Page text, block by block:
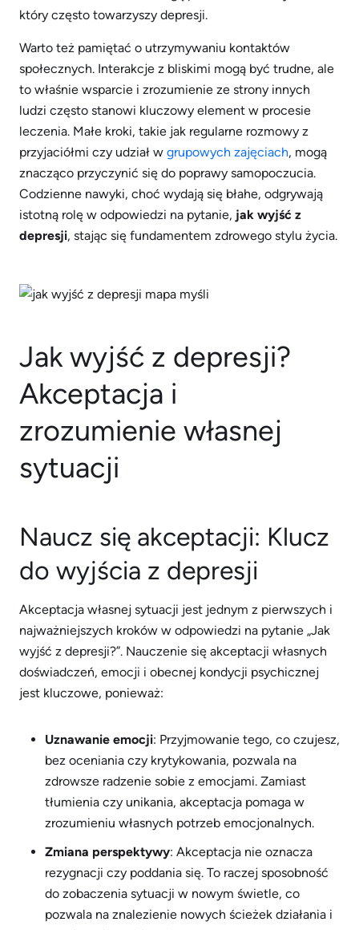
który często towarzyszy depresji.
Warto też pamiętać o utrzymywaniu kontaktów
społecznych. Interakcje z bliskimi mogą być trudne, ale
to właśnie wsparcie i zrozumienie ze strony innych
ludzi często stanowi kluczowy element w procesie
leczenia. Małe kroki, takie jak regularne rozmowy z
przyjaciółmi czy udział w grupowych zajęciach, mogą
znacząco przyczynić się do poprawy samopoczucia.
Codzienne nawyki, choć wydają się błahe, odgrywają
istotną rolę w odpowiedzi na pytanie, jak wyjść z
depresji, stając się fundamentem zdrowego stylu życia.
Jak wyjść z depresji?
Akceptacja i
zrozumienie własnej
sytuacji
Naucz się akceptacji: Klucz
do wyjścia z depresji
Akceptacja własnej sytuacji jest jednym z pierwszych i
najważniejszych kroków w odpowiedzi na pytanie „Jak
wyjść z depresji?”. Nauczenie się akceptacji własnych
doświadczeń, emocji i obecnej kondycji psychicznej
jest kluczowe, ponieważ:
Uznawanie emocji: Przyjmowanie tego, co czujesz,
bez oceniania czy krytykowania, pozwala na
zdrowsze radzenie sobie z emocjami. Zamiast
tłumienia czy unikania, akceptacja pomaga w
zrozumieniu własnych potrzeb emocjonalnych.
Zmiana perspektywy: Akceptacja nie oznacza
rezygnacji czy poddania się. To raczej sposobność
do zobaczenia sytuacji w nowym świetle, co
pozwala na znalezienie nowych ścieżek działania i